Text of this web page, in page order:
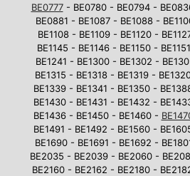
BE0777- BE0780 - BE0794 -
BE0881 - BE1087 - BE1088 -
BE1108 - BE1109 - BE1120 -
BE1145 - BE1146 - BE1150 -
BE1241 - BE1300 - BE1302 -
BE1315 - BE1318 - BE1319 -
BE1339 - BE1341 - BE1350 -
BE1430 - BE1431 - BE1432 -
BE1436 - BE1450 - BE1460 -
BE1491 - BE1492 - BE1560 -
BE1690 - BE1691 - BE1692 -
BE2035 - BE2039 - BE2060 -
BE2160 - BE2162 - BE2180 -